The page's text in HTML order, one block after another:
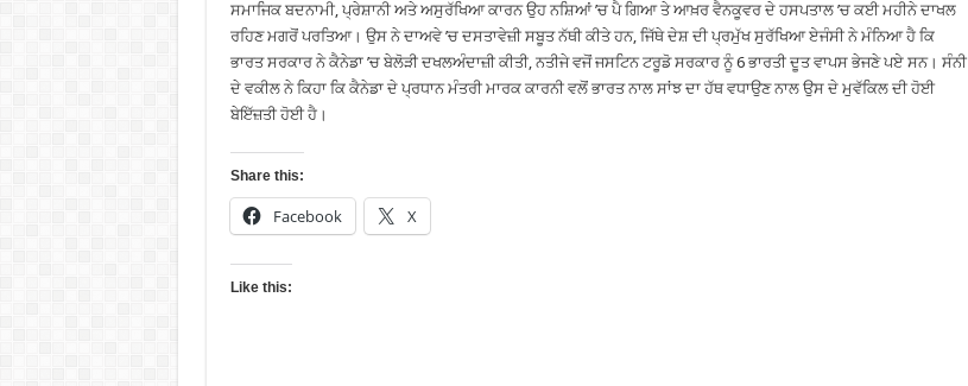
ਸਮਾਜਿਕ ਬਦਨਾਮੀ, ਪ੍ਰੇਸ਼ਾਨੀ ਅਤੇ ਅਸੁਰੱਖਿਆ ਕਾਰਨ ਉਹ ਨਸ਼ਿਆਂ ’ਚ ਪੈ ਗਿਆ ਤੇ ਆਖ਼ਰ ਵੈਨਕੂਵਰ ਦੇ ਹਸਪਤਾਲ ’ਚ ਕਈ ਮਹੀਨੇ ਦਾਖਲ
ਰਹਿਣ ਮਗਰੋਂ ਪਰਤਿਆ। ਉਸ ਨੇ ਦਾਅਵੇ ’ਚ ਦਸਤਾਵੇਜ਼ੀ ਸਬੂਤ ਨੱਥੀ ਕੀਤੇ ਹਨ, ਜਿੱਥੇ ਦੇਸ਼ ਦੀ ਪ੍ਰਮੁੱਖ ਸੁਰੱਖਿਆ ਏਜੰਸੀ ਨੇ ਮੰਨਿਆ ਹੈ ਕਿ
ਭਾਰਤ ਸਰਕਾਰ ਨੇ ਕੈਨੇਡਾ ’ਚ ਬੇਲੋੜੀ ਦਖਲਅੰਦਾਜ਼ੀ ਕੀਤੀ, ਨਤੀਜੇ ਵਜੋਂ ਜਸਟਿਨ ਟਰੂਡੋ ਸਰਕਾਰ ਨੂੰ 6 ਭਾਰਤੀ ਦੂਤ ਵਾਪਸ ਭੇਜਣੇ ਪਏ ਸਨ। ਸੰਨੀ
ਦੇ ਵਕੀਲ ਨੇ ਕਿਹਾ ਕਿ ਕੈਨੇਡਾ ਦੇ ਪ੍ਰਧਾਨ ਮੰਤਰੀ ਮਾਰਕ ਕਾਰਨੀ ਵਲੋਂ ਭਾਰਤ ਨਾਲ ਸਾਂਝ ਦਾ ਹੱਥ ਵਧਾਉਣ ਨਾਲ ਉਸ ਦੇ ਮੁਵੱਕਿਲ ਦੀ ਹੋਈ
ਬੇਇੱਜ਼ਤੀ ਹੋਈ ਹੈ।
Share this:
Facebook X
Like this: